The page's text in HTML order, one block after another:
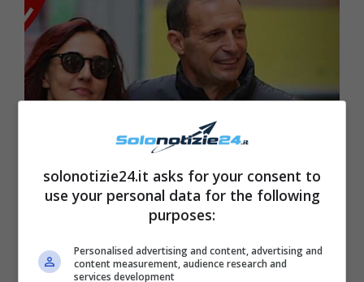
Ambra-Angiolini-e-Allegri-fonte Chi
solonotizie24.it asks for your consent to
use your personal data for the following
purposes:
Personalised advertising and content, advertising and
content measurement, audience research and
services development